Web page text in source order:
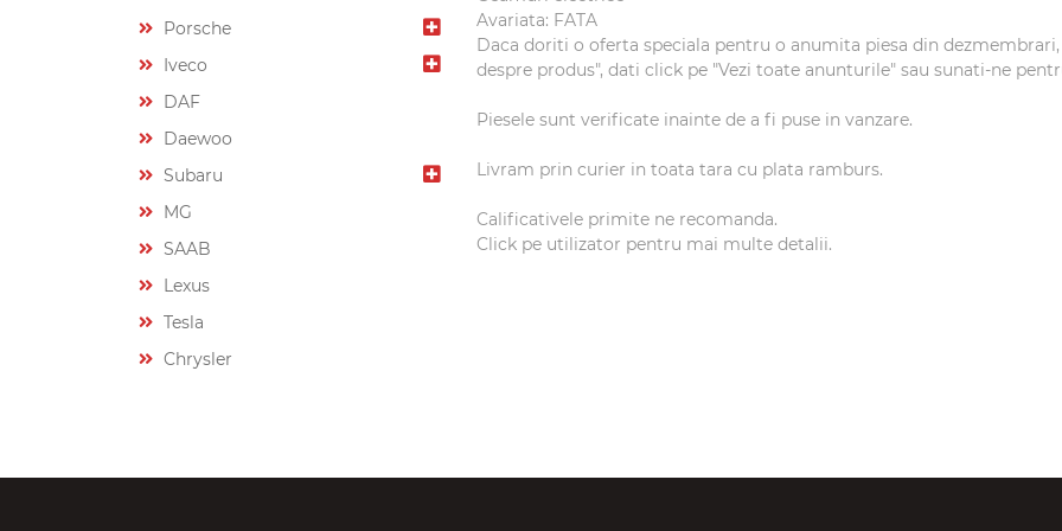
Porsche
Iveco
DAF
Daewoo
Subaru
MG
SAAB
Lexus
Tesla
Chrysler
Avariata: FATA
Daca doriti o oferta speciala pentru o anumita piesa din
despre produs", dati click pe "Vezi toate anunturile" sau sunati-ne
Piesele sunt verificate inainte de a fi puse in vanzare.
Livram prin curier in toata tara cu plata ramburs.
Calificativele primite ne recomanda.
Click pe utilizator pentru mai multe detalii.